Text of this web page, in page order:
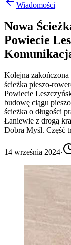
Wiadomości
Nowa
Powiecie
Kolejna
ścieżka pieszo-
Powiecie
budowę ciągu
ścieżka o długości
Łaniewie z drogą
Dobra Myśl. Część
14 września 2024·